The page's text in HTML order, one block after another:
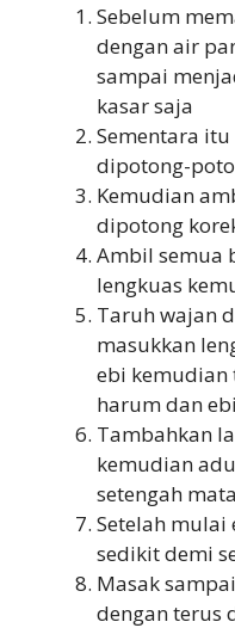
Sebelum
dengan air
sampai
kasar saja
Sementara
dipotong-
Kemudian
dipotong
Ambil semua
lengkuas
Taruh wajan
masukkan
ebi kemudian
harum dan
Tambahkan
kemudian
setengah
Setelah
sedikit demi
Masak
dengan terus